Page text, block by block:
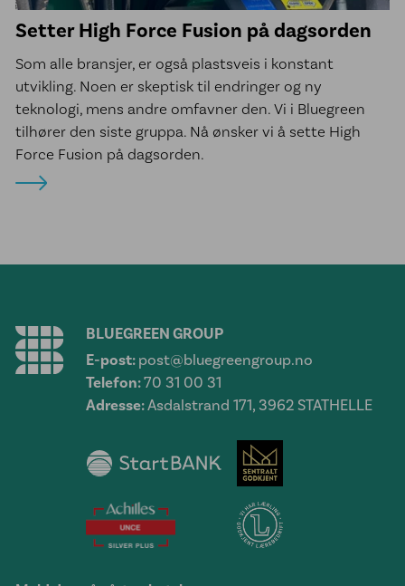
Setter High Force Fusion på dagsorden
Som alle bransjer, er også plastsveis i konstant
utvikling. Noen er skeptisk til endringer og ny
teknologi, mens andre omfavner den. Vi i Bluegreen
tilhører den siste gruppa. Nå ønsker vi å sette High
Force Fusion på dagsorden.
BLUEGREEN GROUP
E-post: post@bluegreengroup.no
Telefon:70 31 00 31
Adresse:Asdalstrand 171, 3962 STATHELLE